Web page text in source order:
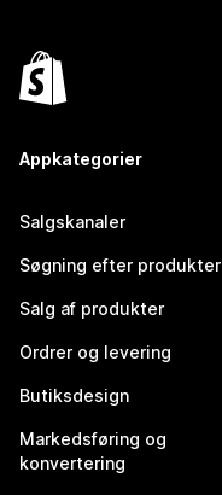
Appkategorier
Salgskanaler
Søgning efter produkter
Salg af produkter
Ordrer og levering
Butiksdesign
Markedsføring og
konvertering